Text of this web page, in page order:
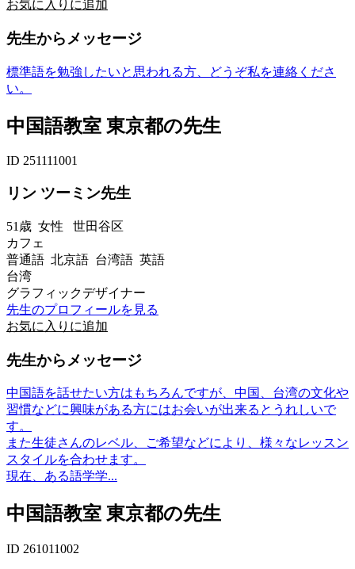
お気に入りに追加
先生からメッセージ
標準語を勉強したいと思われる方、どうぞ私を連絡くださ
い。
中国語教室 東京都の先生
ID 251111001
リン ツーミン先生
51歳 女性 世田谷区
カフェ
普通語 北京語 台湾語 英語
台湾
グラフィックデザイナー
先生のプロフィールを見る
お気に入りに追加
先生からメッセージ
中国語を話せたい方はもちろんですが、中国、台湾の文化や
習慣などに興味がある方にはお会いが出来るとうれしいで
す。
また生徒さんのレベル、ご希望などにより、様々なレッスン
スタイルを合わせます。
現在、ある語学学...
中国語教室 東京都の先生
ID 261011002